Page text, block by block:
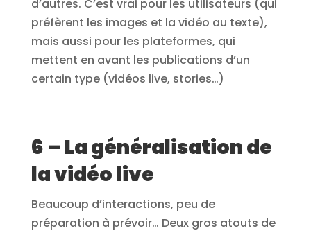
d’autres. C’est vrai pour les utilisateurs (qui
préfèrent les images et la vidéo au texte),
mais aussi pour les plateformes, qui
mettent en avant les publications d’un
certain type (vidéos live, stories…)
6 – La généralisation de
la vidéo live
Beaucoup d’interactions, peu de
préparation à prévoir… Deux gros atouts de